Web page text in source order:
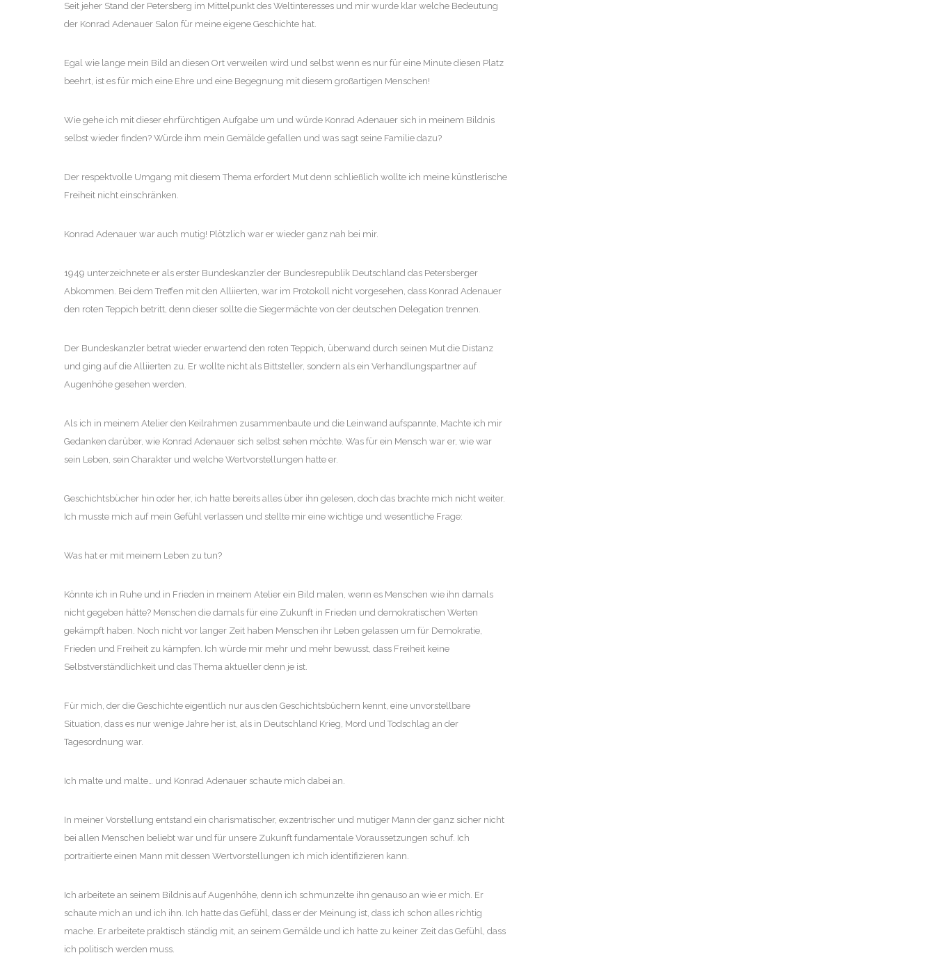
Seit jeher Stand der Petersberg im Mittelpunkt des Weltinteresses und mir wurde klar welche Bedeutung
der Konrad Adenauer Salon für meine eigene Geschichte hat.
Egal wie lange mein Bild an diesen Ort verweilen wird und selbst wenn es nur für eine Minute diesen Platz
beehrt, ist es für mich eine Ehre und eine Begegnung mit diesem großartigen Menschen!
Wie gehe ich mit dieser ehrfürchtigen Aufgabe um und würde Konrad Adenauer sich in meinem Bildnis
selbst wieder finden? Würde ihm mein Gemälde gefallen und was sagt seine Familie dazu?
Der respektvolle Umgang mit diesem Thema erfordert Mut denn schließlich wollte ich meine künstlerische
Freiheit nicht einschränken.
Konrad Adenauer war auch mutig! Plötzlich war er wieder ganz nah bei mir.
1949 unterzeichnete er als erster Bundeskanzler der Bundesrepublik Deutschland das Petersberger
Abkommen. Bei dem Treffen mit den Alliierten, war im Protokoll nicht vorgesehen, dass Konrad Adenauer
den roten Teppich betritt, denn dieser sollte die Siegermächte von der deutschen Delegation trennen.
Der Bundeskanzler betrat wieder erwartend den roten Teppich, überwand durch seinen Mut die Distanz
und ging auf die Alliierten zu. Er wollte nicht als Bittsteller, sondern als ein Verhandlungspartner auf
Augenhöhe gesehen werden.
Als ich in meinem Atelier den Keilrahmen zusammenbaute und die Leinwand aufspannte, Machte ich mir
Gedanken darüber, wie Konrad Adenauer sich selbst sehen möchte. Was für ein Mensch war er, wie war
sein Leben, sein Charakter und welche Wertvorstellungen hatte er.
Geschichtsbücher hin oder her, ich hatte bereits alles über ihn gelesen, doch das brachte mich nicht weiter.
Ich musste mich auf mein Gefühl verlassen und stellte mir eine wichtige und wesentliche Frage:
Was hat er mit meinem Leben zu tun?
Könnte ich in Ruhe und in Frieden in meinem Atelier ein Bild malen, wenn es Menschen wie ihn damals
nicht gegeben hätte? Menschen die damals für eine Zukunft in Frieden und demokratischen Werten
gekämpft haben. Noch nicht vor langer Zeit haben Menschen ihr Leben gelassen um für Demokratie,
Frieden und Freiheit zu kämpfen. Ich würde mir mehr und mehr bewusst, dass Freiheit keine
Selbstverständlichkeit und das Thema aktueller denn je ist.
Für mich, der die Geschichte eigentlich nur aus den Geschichtsbüchern kennt, eine unvorstellbare
Situation, dass es nur wenige Jahre her ist, als in Deutschland Krieg, Mord und Todschlag an der
Tagesordnung war.
Ich malte und malte… und Konrad Adenauer schaute mich dabei an.
In meiner Vorstellung entstand ein charismatischer, exzentrischer und mutiger Mann der ganz sicher nicht
bei allen Menschen beliebt war und für unsere Zukunft fundamentale Voraussetzungen schuf. Ich
portraitierte einen Mann mit dessen Wertvorstellungen ich mich identifizieren kann.
Ich arbeitete an seinem Bildnis auf Augenhöhe, denn ich schmunzelte ihn genauso an wie er mich. Er
schaute mich an und ich ihn. Ich hatte das Gefühl, dass er der Meinung ist, dass ich schon alles richtig
mache. Er arbeitete praktisch ständig mit, an seinem Gemälde und ich hatte zu keiner Zeit das Gefühl, dass
ich politisch werden muss.